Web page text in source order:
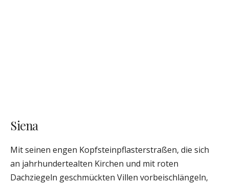
Siena
Mit seinen engen Kopfsteinpflasterstraßen, die sich
an jahrhundertealten Kirchen und mit roten
Dachziegeln geschmückten Villen vorbeischlängeln,